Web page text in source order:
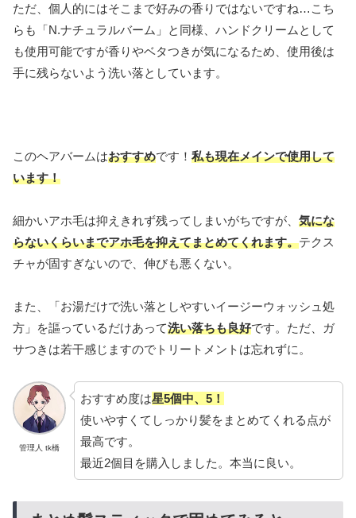
ただ、個人的にはそこまで好みの香りではないですね…こち
らも「N.ナチュラルバーム」と同様、ハンドクリームとして
も使用可能ですが香りやベタつきが気になるため、使用後は
手に残らないよう洗い落としています。
このヘアバームはおすすめです！ 私も現在メインで使用して
います！
細かいアホ毛は抑えきれず残ってしまいがちですが、 気にな
らないくらいまでアホ毛を抑えてまとめてくれます。テクス
チャが固すぎないので、伸びも悪くない。
また、「お湯だけで洗い落としやすいイージーウォッシュ処
方」を謳っているだけあって洗い落ちも良好です。ただ、ガ
サつきは若干感じますのでトリートメントは忘れずに。
管理人 tk橋
おすすめ度は星5個中、5！
使いやすくてしっかり髪をまとめてくれる点が
最高です。
最近2個目を購入しました。本当に良い。